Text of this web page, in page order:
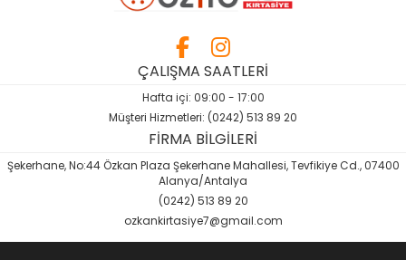
Yardımcı Kaynak Kitaplar
ÇALIŞMA SAATLERİ
Hafta içi: 09:00 - 17:00
Müşteri Hizmetleri: (0242) 513 89 20
FİRMA BİLGİLERİ
Şekerhane, No:44 Özkan Plaza Şekerhane Mahallesi, Tevfikiye Cd., 07400
Alanya/Antalya
(0242) 513 89 20
ozkankirtasiye7@gmail.com